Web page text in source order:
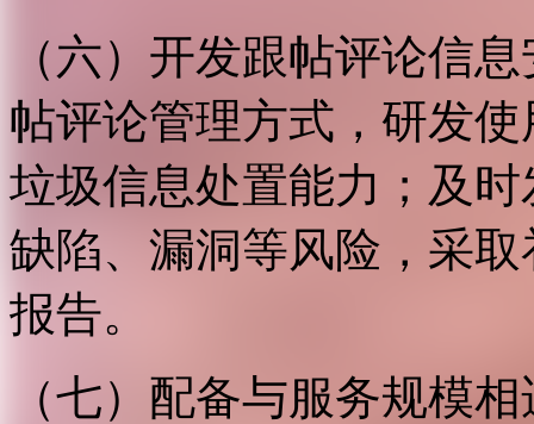
（六）开发跟帖评论信
帖评论管理方式，研发
垃圾信息处置能力；及
缺陷、漏洞等风险，采
报告。
（七）配备与服务规模